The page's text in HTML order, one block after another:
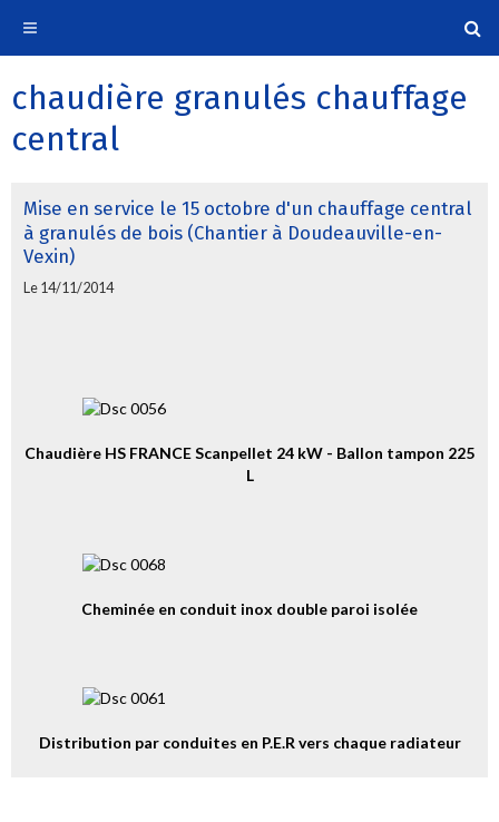
chaudière granulés chauffage
central
Mise en service le 15 octobre d'un chauffage central
à granulés de bois (Chantier à Doudeauville-en-
Vexin)
Le 14/11/2014
Chaudière HS FRANCE Scanpellet 24 kW - Ballon tampon 225
L
Cheminée en conduit inox double paroi isolée
Distribution par conduites en P.E.R vers chaque radiateur